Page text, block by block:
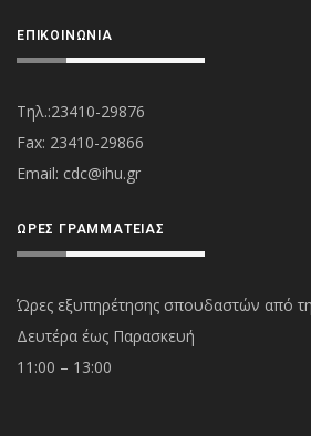
ΕΠΙΚΟΙΝΩΝΊΑ
Τηλ.:23410-29876
Fax: 23410-29866
Εmail: cdc@ihu.gr
ΏΡΕΣ ΓΡΑΜΜΑΤΕΊΑΣ
Ώρες εξυπηρέτησης σπουδαστών από τη
Δευτέρα έως Παρασκευή
11:00 – 13:00